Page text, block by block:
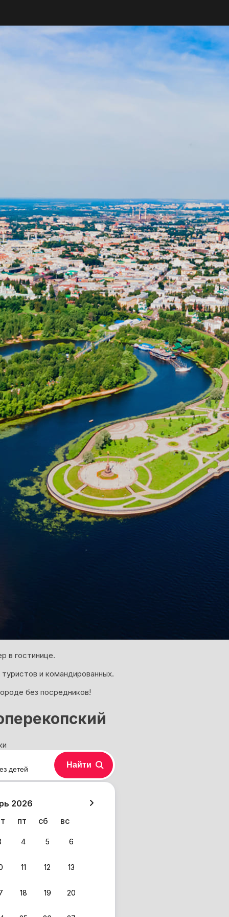
в гостинице.
и командированных.
без посредников!
2026
пт сб вс
4 5 6
11 12 13
18 19 20
детей Найти